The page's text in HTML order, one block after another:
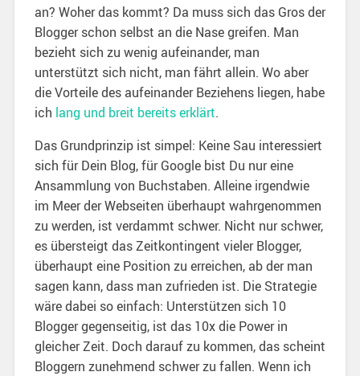
an? Woher das kommt? Da muss sich das Gros der
Blogger schon selbst an die Nase greifen. Man
bezieht sich zu wenig aufeinander, man
unterstützt sich nicht, man fährt allein. Wo aber
die Vorteile des aufeinander Beziehens liegen, habe
ich lang und breit bereits erklärt.
Das Grundprinzip ist simpel: Keine Sau interessiert
sich für Dein Blog, für Google bist Du nur eine
Ansammlung von Buchstaben. Alleine irgendwie
im Meer der Webseiten überhaupt wahrgenommen
zu werden, ist verdammt schwer. Nicht nur schwer,
es übersteigt das Zeitkontingent vieler Blogger,
überhaupt eine Position zu erreichen, ab der man
sagen kann, dass man zufrieden ist. Die Strategie
wäre dabei so einfach: Unterstützen sich 10
Blogger gegenseitig, ist das 10x die Power in
gleicher Zeit. Doch darauf zu kommen, das scheint
Bloggern zunehmend schwer zu fallen. Wenn ich